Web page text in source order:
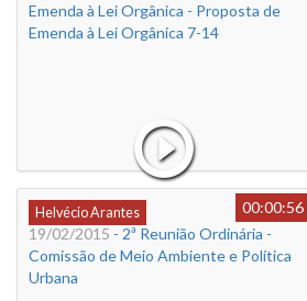
Emenda à Lei Orgânica - Proposta de
Emenda à Lei Orgânica 7-14
Helvécio Arantes
00:00:56
19/02/2015 - 2ª Reunião Ordinária -
Comissão de Meio Ambiente e Política
Urbana